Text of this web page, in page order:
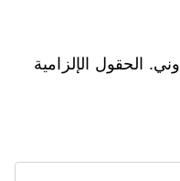
الحقول الإلزامية